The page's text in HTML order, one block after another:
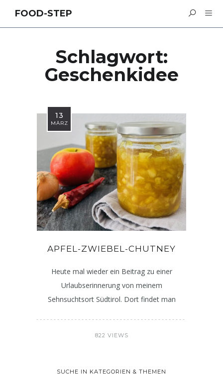
FOOD-STEP
Schlagwort:
Geschenkidee
13
MÄRZ
APFEL-ZWIEBEL-CHUTNEY
Heute mal wieder ein Beitrag zu einer
Urlaubserinnerung von meinem
Sehnsuchtsort Südtirol. Dort findet man
822 VIEWS
SUCHE IN KATEGORIEN & THEMEN